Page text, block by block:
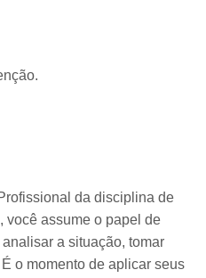
da disciplina de
você assume o papel de
a situação, tomar
o momento de aplicar seus